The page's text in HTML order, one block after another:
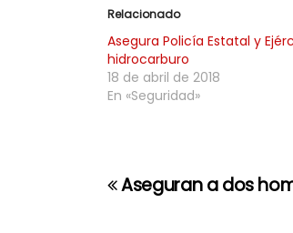
Relacionado
Asegura Policía Estatal y
hidrocarburo
18 de abril de 2018
En «Seguridad»
NAseguran a dos